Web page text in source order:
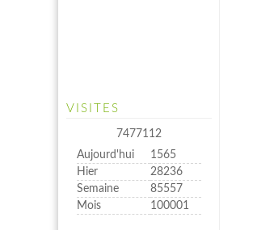
VISITES
7477112
Aujourd'hui
1565
Hier
28236
Semaine
85557
Mois
100001